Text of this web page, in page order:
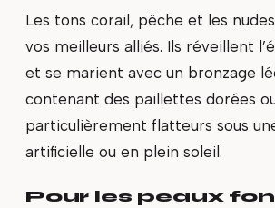
Les tons corail, pêche et les
vos meilleurs alliés. Ils réveillent
et se marient avec un bronzage
contenant des paillettes dorées
particulièrement flatteurs sous
artificielle ou en plein soleil.
Pour les peaux